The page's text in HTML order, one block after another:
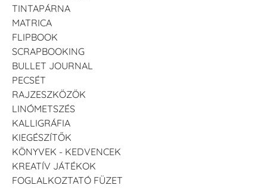
TINTAPÁRNA
MATRICA
FLIPBOOK
SCRAPBOOKING
BULLET JOURNAL
PECSÉT
RAJZESZKÖZÖK
LINÓMETSZÉS
KALLIGRÁFIA
KIEGÉSZÍTŐK
KÖNYVEK - KEDVENCEK
KREATÍV JÁTÉKOK
FOGLALKOZTATÓ FÜZET